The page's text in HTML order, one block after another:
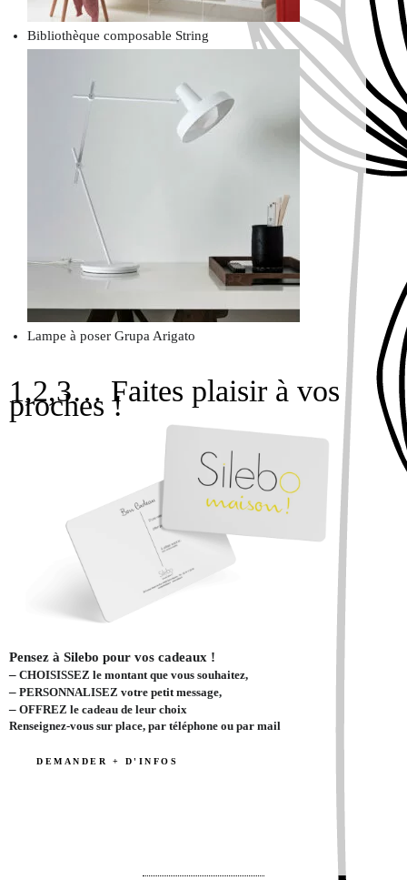
Bibliothèque composable String
Lampe à poser Grupa Arigato
1,2,3… Faites plaisir à vos
proches !
Pensez à Silebo pour vos cadeaux !
– CHOISISSEZ le montant que vous souhaitez,
– PERSONNALISEZ votre petit message,
– OFFREZ le cadeau de leur choix
Renseignez-vous sur place, par téléphone ou par mail
DEMANDER + D'INFOS